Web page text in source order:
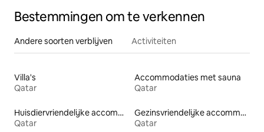
Bestemmingen om te verkennen
Andere soorten verblijven Activiteiten
Villa's
Qatar
Accommodaties met sauna
Qatar
Huisdiervriendelijke accommodaties
Qatar
Gezinsvriendelijke accommodaties
Qatar